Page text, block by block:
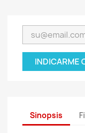
INDICARME
Sinopsis